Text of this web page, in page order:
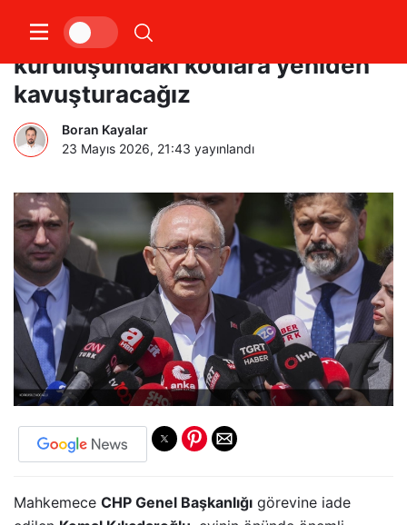
Kılıçdaroğlu: CHP’yi
kuruluşundaki kodlara yeniden
kavuşturacağız
Boran Kayalar
23 Mayıs 2026, 21:43 yayınlandı
Mahkemece CHP Genel Başkanlığı görevine iade